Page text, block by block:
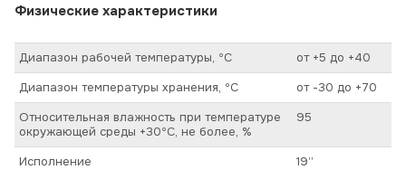
Физические характеристики
Диапазон рабочей температуры, ºС
от +5 до +40
Диапазон температуры хранения, ºС
от -30 до +70
Относительная влажность при температуре
окружающей среды +30ºС, не более, %
95
Исполнение
19’’